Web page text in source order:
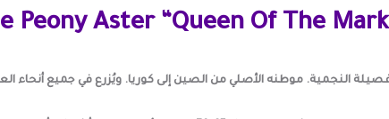
Peony Aster “Queen Of The
النجمية. موطنه الأصلي من الصين إلى كوريا. ويُزرع في جميع أنحاء